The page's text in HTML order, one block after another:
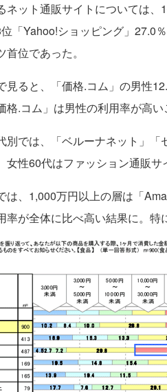
ット通販サイトについては、
「Yahoo!ショッピング」27.0
首位であった。
見ると、「価格.コム」の男性
格.コム」は男性の利用率が高い
別では、「ベルーナネット」「
女性60代はファッション通販サ
は、1,000万円以上の層は「
率が全体に比べ高い結果に。特